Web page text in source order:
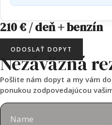
210 € / deň + benzín
ODOSLAŤ DOPYT
Nezáväzná
Pošlite nám dopyt a my vám
ponukou zodpovedajúcou
Name